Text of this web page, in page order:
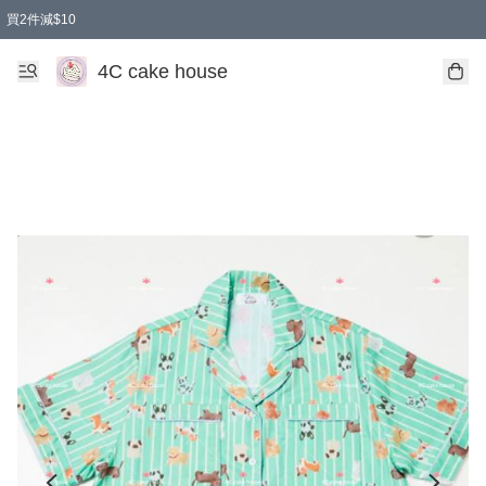
買2件減$10
任選兩件減$10
買兩盒減$10
買兩件減$10
買2件減$10
4C cake house